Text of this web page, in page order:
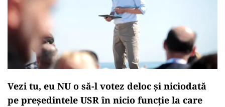
Vezi tu, eu NU o să-l votez deloc și niciodată
pe președintele USR în nicio funcție la care